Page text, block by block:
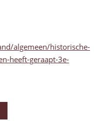
algemeen/historische-
heeft-geraapt-3e-